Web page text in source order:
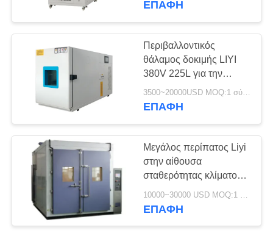
ΕΠΑΦΉ
Περιβαλλοντικός
θάλαμος δοκιμής LIYI
380V 225L για την
απόδοση υλικού
δοκιμής
3500~20000USD MOQ:1 σύνολο
ΕΠΑΦΉ
Μεγάλος περίπατος Liyi
στην αίθουσα
σταθερότητας κλίματος
Humedad constante del
termostato, περίπατος
ΕΠΑΦΉ